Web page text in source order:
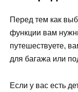
Перед тем как
функции вам
путешествуете,
для багажа или
Если у вас есть